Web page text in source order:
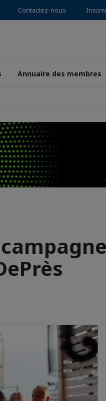
Contactez-nous
Annuaire des membres